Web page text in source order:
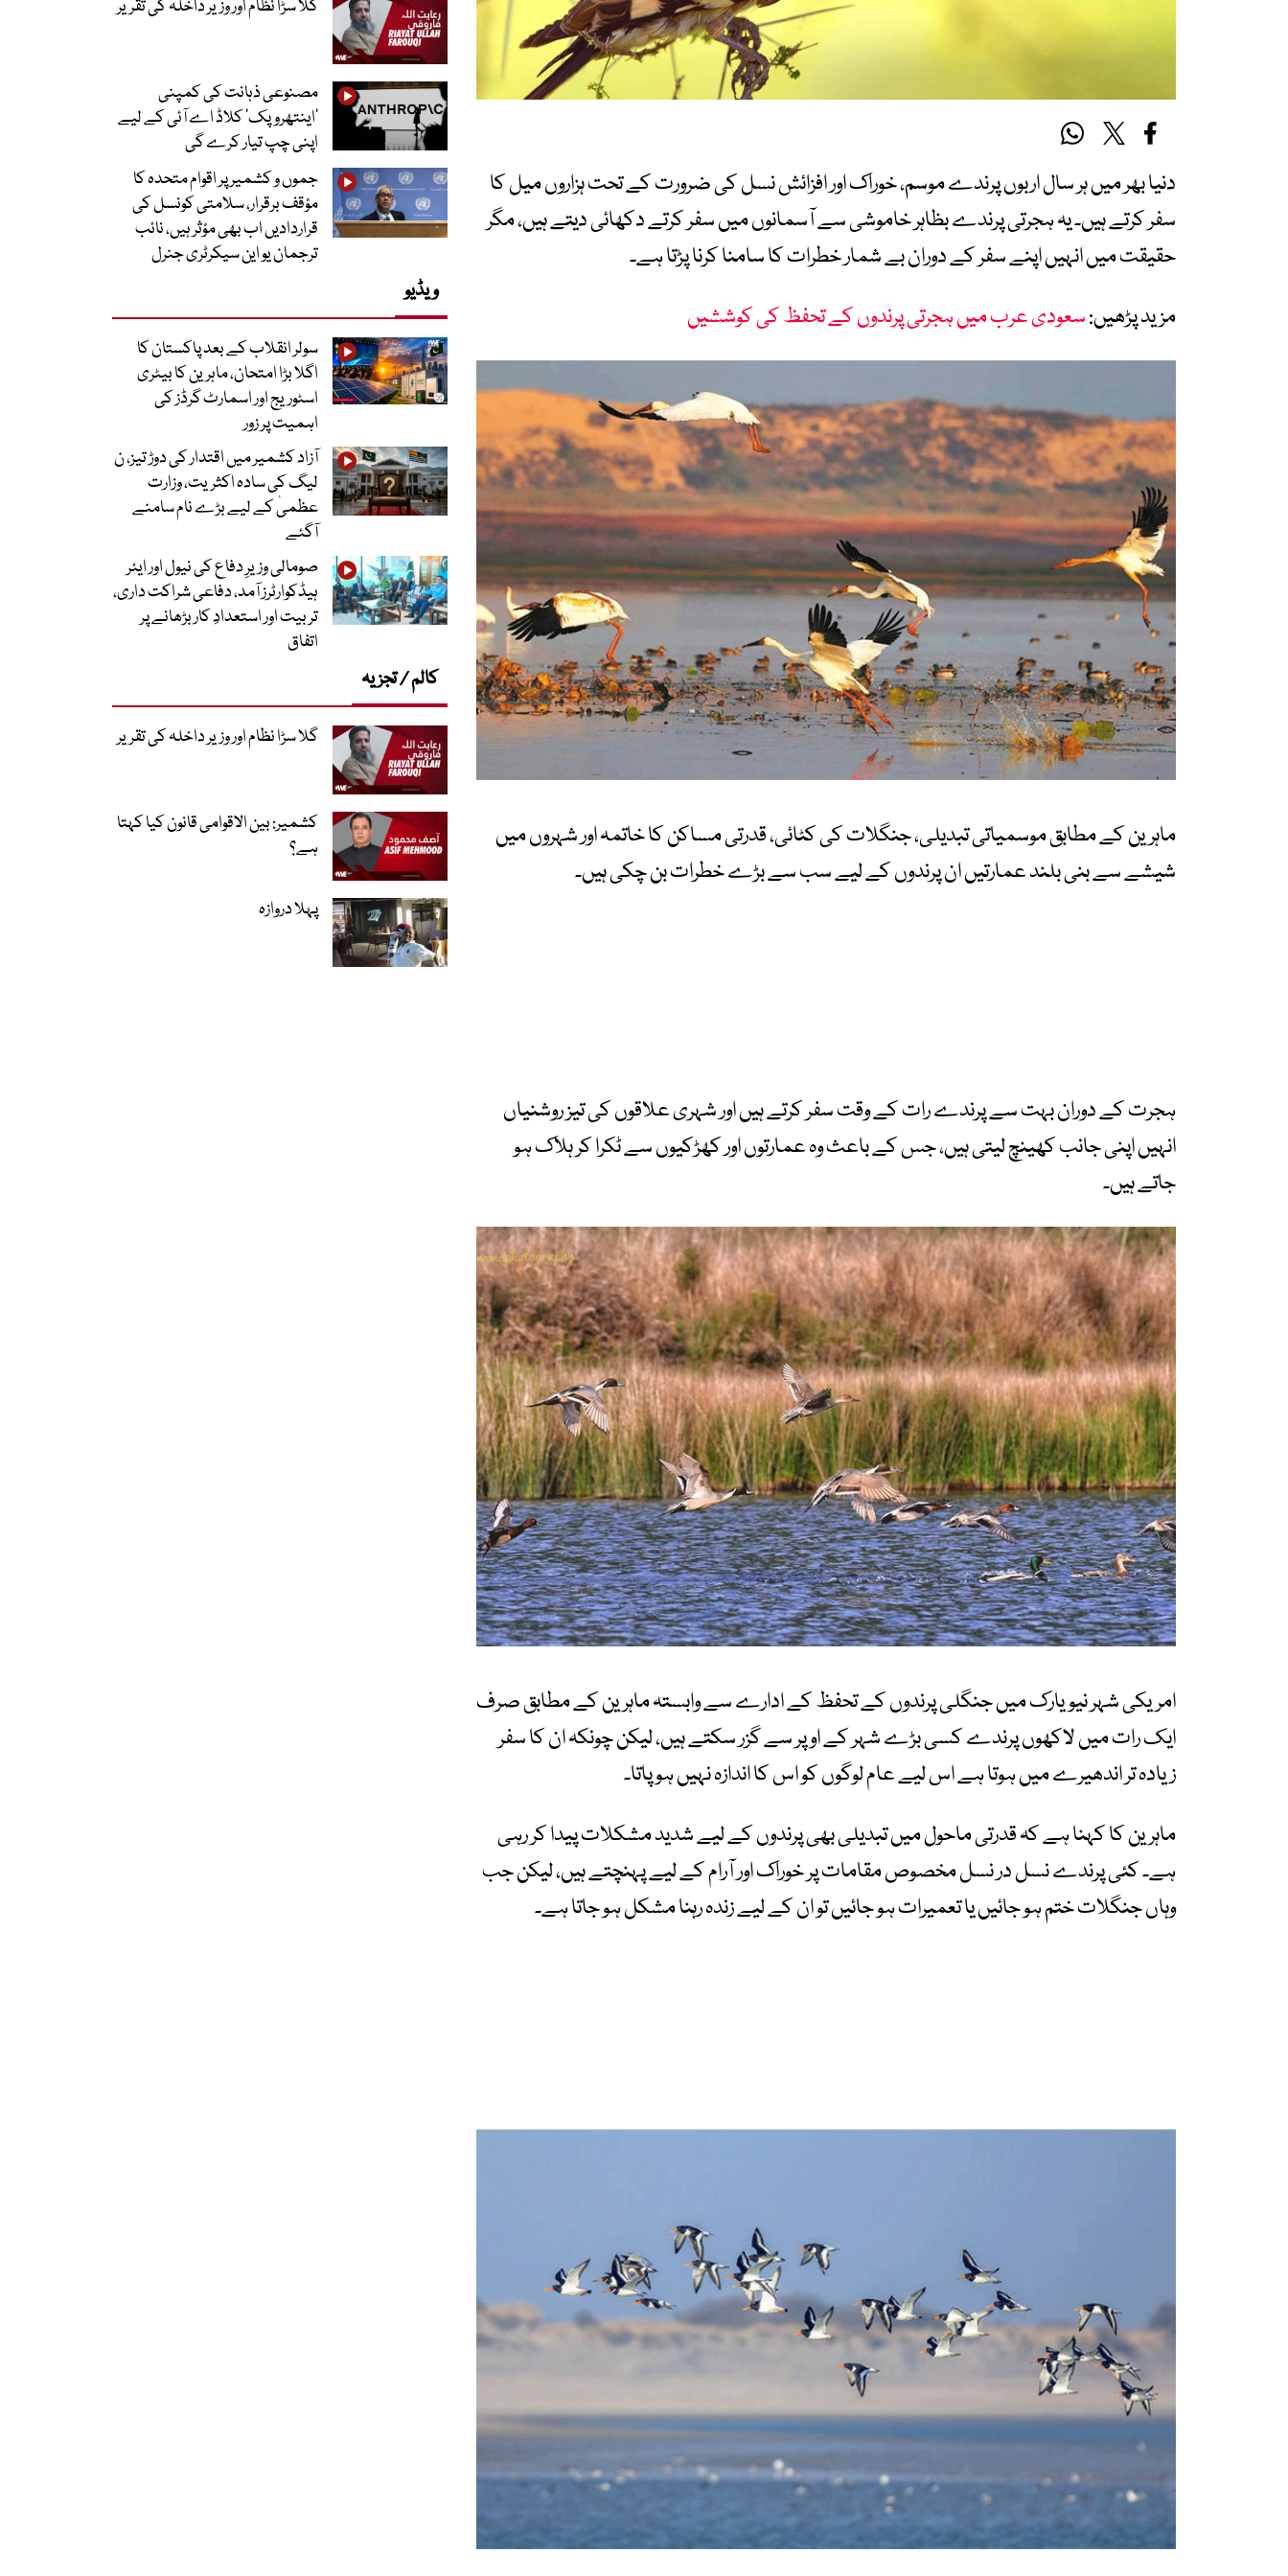
دنیا بھر میں ہر سال اربوں پرندے موسم، خوراک اور افزائش نسل کی ضرورت کے تحت ہزاروں میل کا
سفر کرتے ہیں۔ یہ ہجرتی پرندے بظاہر خاموشی سے آسمانوں میں سفر کرتے دکھائی دیتے ہیں، مگر
حقیقت میں انہیں اپنے سفر کے دوران بے شمار خطرات کا سامنا کرنا پڑتا ہے۔
مزید پڑھیں:سعودی عرب میں ہجرتی پرندوں کے تحفظ کی کوششیں
ماہرین کے مطابق موسمیاتی تبدیلی، جنگلات کی کٹائی، قدرتی مساکن کا خاتمہ اور شہروں میں
شیشے سے بنی بلند عمارتیں ان پرندوں کے لیے سب سے بڑے خطرات بن چکی ہیں۔
ہجرت کے دوران بہت سے پرندے رات کے وقت سفر کرتے ہیں اور شہری علاقوں کی تیز روشنیاں
انہیں اپنی جانب کھینچ لیتی ہیں، جس کے باعث وہ عمارتوں اور کھڑکیوں سے ٹکرا کر ہلاک ہو
جاتے ہیں۔
امریکی شہر نیویارک میں جنگلی پرندوں کے تحفظ کے ادارے سے وابستہ ماہرین کے مطابق صرف
ایک رات میں لاکھوں پرندے کسی بڑے شہر کے اوپر سے گزر سکتے ہیں، لیکن چونکہ ان کا سفر
زیادہ تر اندھیرے میں ہوتا ہے اس لیے عام لوگوں کو اس کا اندازہ نہیں ہو پاتا۔
ماہرین کا کہنا ہے کہ قدرتی ماحول میں تبدیلی بھی پرندوں کے لیے شدید مشکلات پیدا کر رہی
ہے۔ کئی پرندے نسل در نسل مخصوص مقامات پر خوراک اور آرام کے لیے پہنچتے ہیں، لیکن جب
وہاں جنگلات ختم ہو جائیں یا تعمیرات ہو جائیں تو ان کے لیے زندہ رہنا مشکل ہو جاتا ہے۔
گلا سڑا نظام اور وزیر داخلہ کی تقریر
مصنوعی ذہانت کی کمپنی
’اینتھروپک‘ کلاڈ اے آئی کے لیے
اپنی چپ تیار کرے گی
جموں و کشمیر پر اقوام متحدہ کا
مؤقف برقرار، سلامتی کونسل کی
قراردادیں اب بھی مؤثر ہیں، نائب
ترجمان یو این سیکرٹری جنرل
ویڈیو
سولر انقلاب کے بعد پاکستان کا
اگلا بڑا امتحان، ماہرین کا بیٹری
اسٹوریج اور اسمارٹ گرڈز کی
اہمیت پر زور
آزاد کشمیر میں اقتدار کی دوڑ تیز، ن
لیگ کی سادہ اکثریت، وزارت
عظمیٰ کے لیے بڑے نام سامنے
آگئے
صومالی وزیرِ دفاع کی نیول اور ایئر
ہیڈکوارٹرز آمد، دفاعی شراکت داری،
تربیت اور استعدادِ کار بڑھانے پر
اتفاق
کالم / تجزیہ
گلا سڑا نظام اور وزیر داخلہ کی تقریر
کشمیر: بین الاقوامی قانون کیا کہتا
ہے؟
پہلا دروازہ